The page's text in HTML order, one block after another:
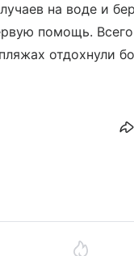
на воде и
помощь.
отдохнули